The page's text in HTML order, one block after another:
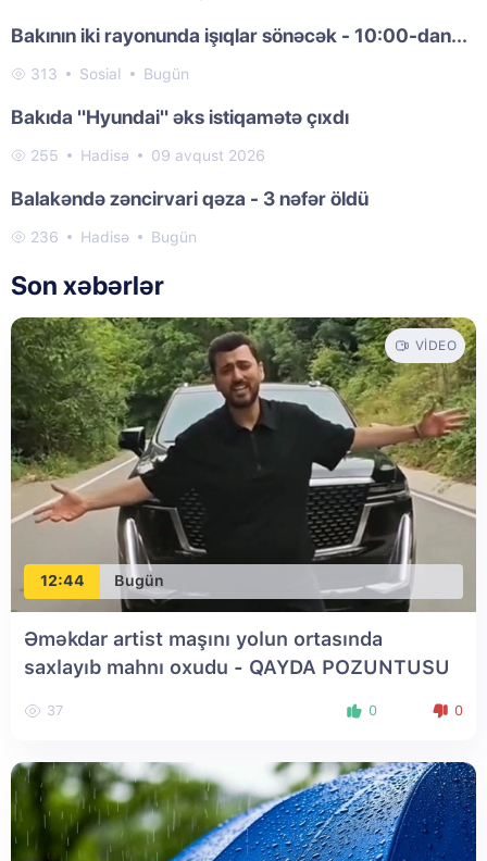
Bakının iki rayonunda işıqlar sönəcək - 10:00-dan...
313 Sosial Bugün
Bakıda "Hyundai" əks istiqamətə çıxdı
255 Hadisə 09 avqust 2026
Balakəndə zəncirvari qəza - 3 nəfər öldü
236 Hadisə Bugün
Son xəbərlər
12:44 Bugün
VIDEO
Əməkdar artist maşını yolun ortasında
saxlayıb mahnı oxudu - QAYDA POZUNTUSU
37 0 0